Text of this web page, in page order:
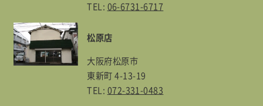
TEL: 06-6731-6717
松原店
大阪府松原市
東新町 4-13-19
TEL: 072-331-0483